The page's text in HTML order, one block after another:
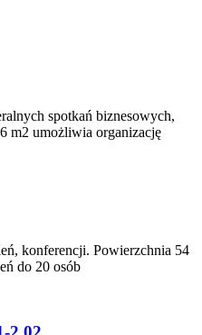
spotkań biznesowych,
m2 umożliwia organizację
konferencji. Powierzchnia 54
do 20 osób